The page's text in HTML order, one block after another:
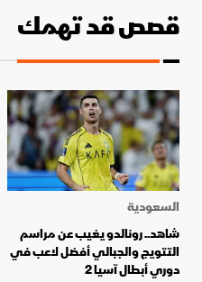
قصص قد تهمك
السعودية
شاهد.. رونالدو يغيب عن مراسم
التتويج والجبالي أفضل لاعب في
دوري أبطال آسيا 2